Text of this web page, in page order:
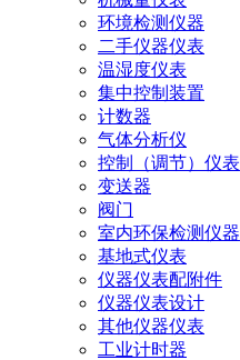
环境检测仪器
二手仪器仪表
温湿度仪表
集中控制装置
计数器
气体分析仪
控制（调节）仪表
变送器
阀门
室内环保检测仪器
基地式仪表
仪器仪表配附件
仪器仪表设计
其他仪器仪表
工业计时器